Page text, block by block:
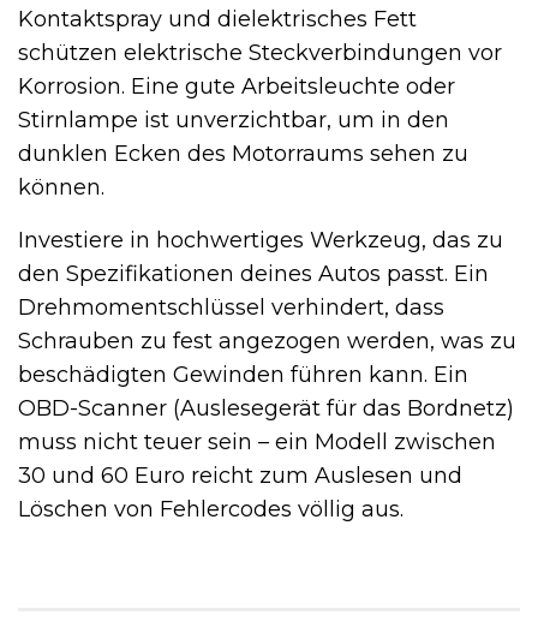
Kontaktspray und dielektrisches Fett
schützen elektrische Steckverbindungen vor
Korrosion. Eine gute Arbeitsleuchte oder
Stirnlampe ist unverzichtbar, um in den
dunklen Ecken des Motorraums sehen zu
können.
Investiere in hochwertiges Werkzeug, das zu
den Spezifikationen deines Autos passt. Ein
Drehmomentschlüssel verhindert, dass
Schrauben zu fest angezogen werden, was zu
beschädigten Gewinden führen kann. Ein
OBD-Scanner (Auslesegerät für das Bordnetz)
muss nicht teuer sein – ein Modell zwischen
30 und 60 Euro reicht zum Auslesen und
Löschen von Fehlercodes völlig aus.